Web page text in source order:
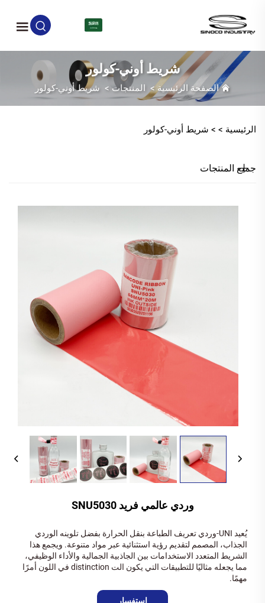
شريط أوني-كولور
الصفحة الرئيسية > المنتجات > شريط أوني-كولور
الرئيسية > > شريط أوني-كولور
جميع المنتجات
وردي عالمي فريد SNU5030
يُعيد UNI-وردي تعريف الطباعة بنقل الحرارة بفضل تلوينه الوردي
الجذاب، المصمم لتقديم رؤية استثنائية عبر مواد متنوعة. ويجمع هذا
الشريط المتعدد الاستخدامات بين الجاذبية الجمالية والأداء الوظيفي،
مما يجعله مثاليًا للتطبيقات التي يكون الت distinction في اللون أمرًا
مهمًا.
استفسار